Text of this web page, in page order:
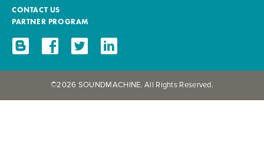
CONTACT US
PARTNER PROGRAM
©2026 SOUNDMACHINE. All Rights Reserved.